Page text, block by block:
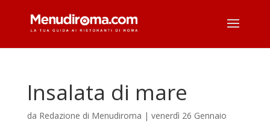
Insalata di mare
da Redazione di Menudiroma | venerdì 26 Gennaio